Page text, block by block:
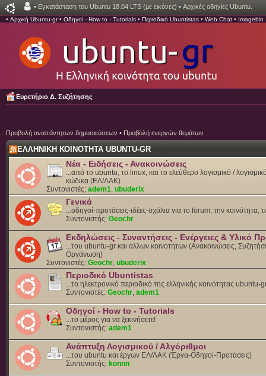
• Εγκατάσταση του Ubuntu 18.04 LTS (με εικόνες) • Αρχικές οδηγίες Ubuntu.
• Αρχική Ubuntu-gr• Οδηγοί - How to - Tutorials • Περιοδικό Ubuntistas • Web Chat • Imagebin
Ευρετήριο Δ. Συζήτησης
Προβολή αναπάντητων δημοσιεύσεων • Προβολή ενεργών θεμάτων
ΕΛΛΗΝΙΚΗ ΚΟΙΝΟΤΗΤΑ UBUNTU-GR
Νέα - Ειδήσεις - Ανακοινώσεις
...από το ubuntu, το linux, και το ελεύθερο λογισμικό /
κώδικα (ΕΛ/ΛΑΚ)
Συντονιστές: adem1 ubuderix
Γενικά
...οδηγοί-προτάσεις-ιδέες-σχόλια για το forum, την κοινότητα,
Συντονιστής: Geochr
Εκδηλώσεις - Συναντήσεις - Ενέργειες & Υλικό
...του ubuntu-gr και άλλων κοινοτήτων (Ανακοινώσεις,
Οργάνωση)
Συντονιστές: Geochr ubuderix
Περιοδικό Ubuntistas
...το ηλεκτρονικό περιοδικό της ελληνικής κοινότητας ubuntu-
Συντονιστές: Geochr adem1
Οδηγοί - How to - Tutorials
...το μέρος για να ξεκινήσετε!
Συντονιστής: adem1
Ανάπτυξη Λογισμικού / Αλγόριθμοι
...του ubuntu και έργων ΕΛ/ΛΑΚ (Έργα-Οδηγοί-Προτάσεις)
Συντονιστής: konnn